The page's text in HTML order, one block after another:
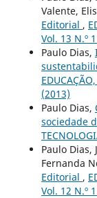
Valente,
Editorial ,
Vol. 13 N.º
Paulo Dias,
(2013)
Paulo Dias,
sociedade
Paulo Dias,
Fernanda
Editorial ,
Vol. 12 N.º